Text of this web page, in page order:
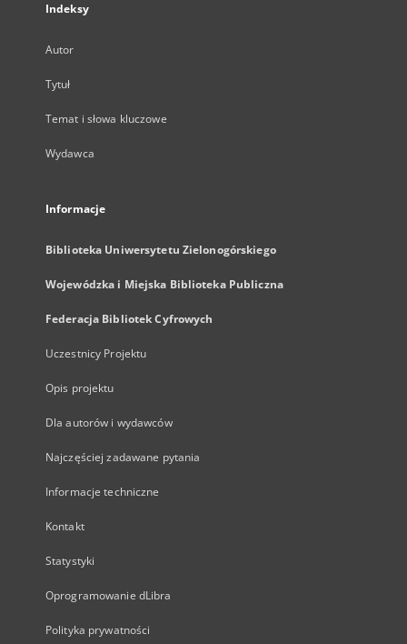
Indeksy
Autor
Tytuł
Temat i słowa kluczowe
Wydawca
Informacje
Biblioteka Uniwersytetu Zielonogórskiego
Wojewódzka i Miejska Biblioteka Publiczna
Federacja Bibliotek Cyfrowych
Uczestnicy Projektu
Opis projektu
Dla autorów i wydawców
Najczęściej zadawane pytania
Informacje techniczne
Kontakt
Statystyki
Oprogramowanie dLibra
Polityka prywatności